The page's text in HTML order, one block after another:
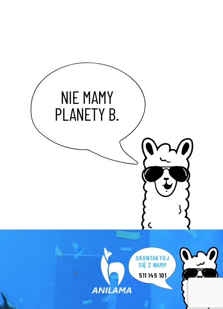
SKONTAKTUJ
SIĘ Z NAMI!
511 145 101
NIE MAMY
PLANETY B.